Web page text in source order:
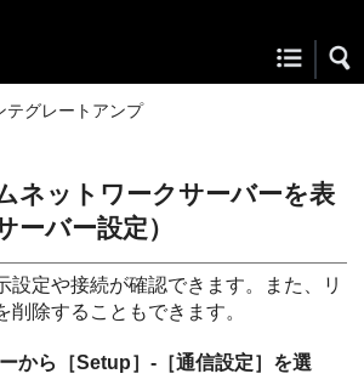
テグレートアンプ
ネットワークサーバーを表
ーバー設定）
設定や接続が確認できます。また、リ
削除することもできます。
から［Setup］-［通信設定］を選